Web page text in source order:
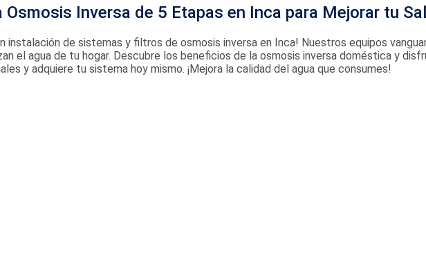
Osmosis Inversa de 5 Etapas en Inca para Mejorar tu
instalación de sistemas y filtros de osmosis inversa en Inca! Nuestros equipos
el agua de tu hogar. Descubre los beneficios de la osmosis inversa doméstica y
y adquiere tu sistema hoy mismo. ¡Mejora la calidad del agua que consumes!